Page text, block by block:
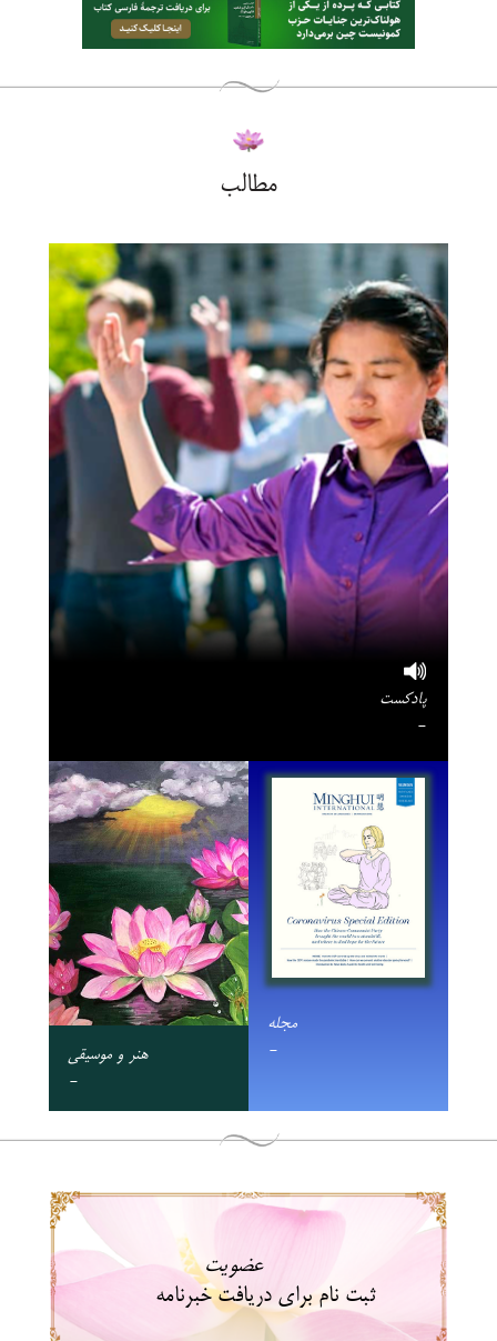
مطالب
پادکست
-
مجله
- هنر و موسیقی
-
عضویت
ثبت نام برای دریافت خبرنامه